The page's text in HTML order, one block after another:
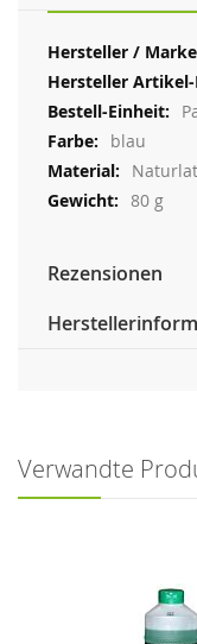
Weitere
Informationen
blau
80 g
Rezensionen
Verwandte